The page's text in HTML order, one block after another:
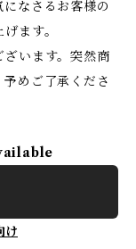
なさるお客様の
ます。
ざいます。突然商
めご了承くださ
け